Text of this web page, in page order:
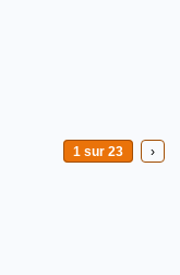
1 sur 23 ›